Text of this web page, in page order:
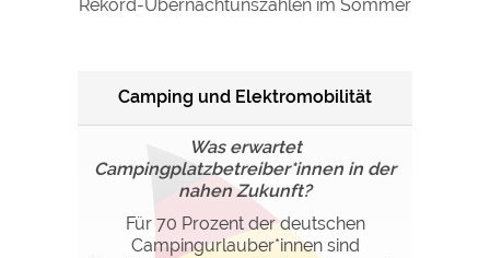
Rekord-Übernachtunszahlen im Sommer
Camping und Elektromobilität
Was erwartet
Campingplatzbetreiber*innen in der
nahen Zukunft?
Für 70 Prozent der deutschen
Campingurlauber*innen sind
Google Remarketing
https://policies.google.com/privacy
über "COOKIES" geändert werden!